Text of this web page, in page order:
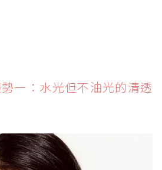
一：水光但不油光的清透